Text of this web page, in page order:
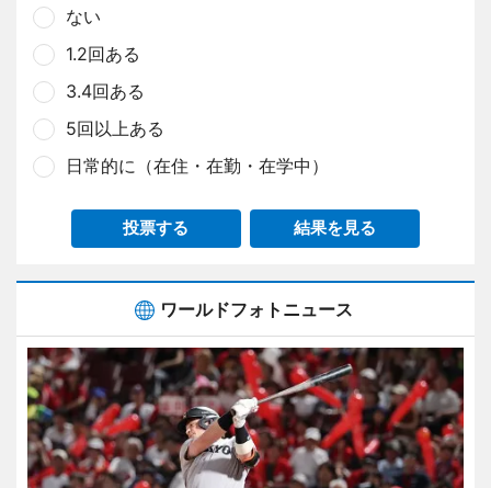
ない
1.2回ある
3.4回ある
5回以上ある
日常的に（在住・在勤・在学中）
投票する 結果を見る
ワールドフォトニュース